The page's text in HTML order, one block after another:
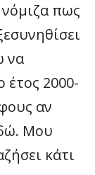
πως
να
2000-
αν
Μου
κάτι